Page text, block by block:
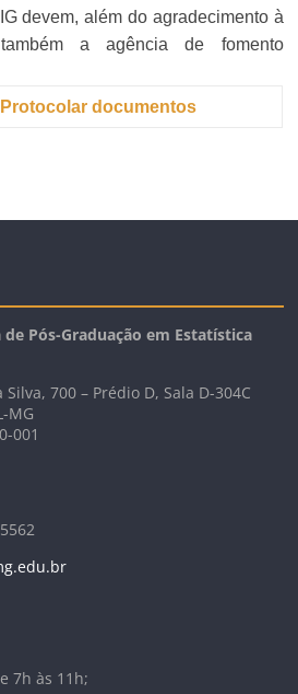
devem, além do agradecimento à
a agência de fomento
documentos
Pós-Graduação em Estatística
700 – Prédio D, Sala D-304C
MG
001
7h às 11h;